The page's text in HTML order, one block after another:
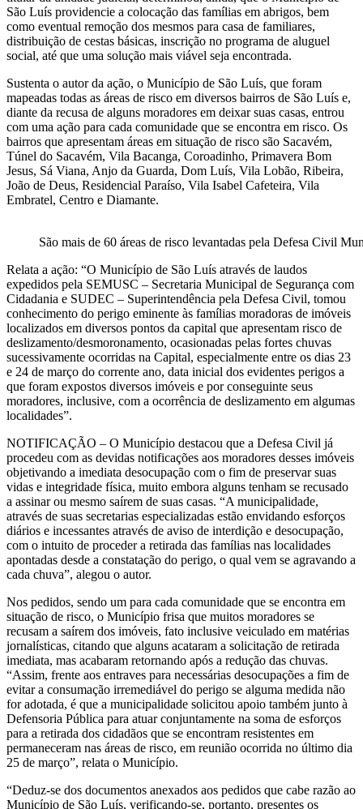
São Luís providencie a colocação das famílias em abrigos, bem
como eventual remoção dos mesmos para casa de familiares,
distribuição de cestas básicas, inscrição no programa de aluguel
social, até que uma solução mais viável seja encontrada.
Sustenta o autor da ação, o Município de São Luís, que foram
mapeadas todas as áreas de risco em diversos bairros de São Luís e,
diante da recusa de alguns moradores em deixar suas casas, entrou
com uma ação para cada comunidade que se encontra em risco. Os
bairros que apresentam áreas em situação de risco são Sacavém,
Túnel do Sacavém, Vila Bacanga, Coroadinho, Primavera Bom
Jesus, Sá Viana, Anjo da Guarda, Dom Luís, Vila Lobão, Ribeira,
João de Deus, Residencial Paraíso, Vila Isabel Cafeteira, Vila
Embratel, Centro e Diamante.
São mais de 60 áreas de risco levantadas pela Defesa Civil
Relata a ação: “O Município de São Luís através de laudos
expedidos pela SEMUSC – Secretaria Municipal de Segurança com
Cidadania e SUDEC – Superintendência pela Defesa Civil, tomou
conhecimento do perigo eminente às famílias moradoras de imóveis
localizados em diversos pontos da capital que apresentam risco de
deslizamento/desmoronamento, ocasionadas pelas fortes chuvas
sucessivamente ocorridas na Capital, especialmente entre os dias 23
e 24 de março do corrente ano, data inicial dos evidentes perigos a
que foram expostos diversos imóveis e por conseguinte seus
moradores, inclusive, com a ocorrência de deslizamento em algumas
localidades”.
NOTIFICAÇÃO – O Município destacou que a Defesa Civil já
procedeu com as devidas notificações aos moradores desses imóveis
objetivando a imediata desocupação com o fim de preservar suas
vidas e integridade física, muito embora alguns tenham se recusado
a assinar ou mesmo saírem de suas casas. “A municipalidade,
através de suas secretarias especializadas estão envidando esforços
diários e incessantes através de aviso de interdição e desocupação,
com o intuito de proceder a retirada das famílias nas localidades
apontadas desde a constatação do perigo, o qual vem se agravando a
cada chuva”, alegou o autor.
Nos pedidos, sendo um para cada comunidade que se encontra em
situação de risco, o Município frisa que muitos moradores se
recusam a saírem dos imóveis, fato inclusive veiculado em matérias
jornalísticas, citando que alguns acataram a solicitação de retirada
imediata, mas acabaram retornando após a redução das chuvas.
“Assim, frente aos entraves para necessárias desocupações a fim de
evitar a consumação irremediável do perigo se alguma medida não
for adotada, é que a municipalidade solicitou apoio também junto à
Defensoria Pública para atuar conjuntamente na soma de esforços
para a retirada dos cidadãos que se encontram resistentes em
permaneceram nas áreas de risco, em reunião ocorrida no último dia
25 de março”, relata o Município.
“Deduz-se dos documentos anexados aos pedidos que cabe razão ao
Município de São Luís, verificando-se, portanto, presentes os